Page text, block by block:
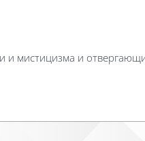
и мистицизма и